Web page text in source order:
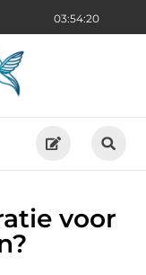
03:54:22
voor